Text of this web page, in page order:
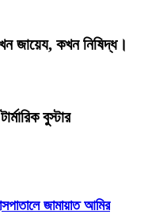
জায়েয, কখন নিষিদ্ধ।
বুস্টার
জামায়াত আমির